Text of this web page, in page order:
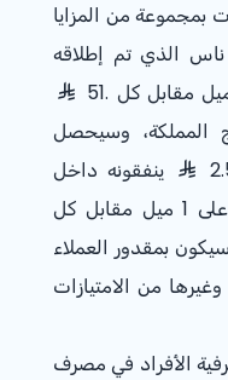
بمجموعة من المزايا
ناس الذي تم إطلاقه
المملكة، وسيحصل
ينفقونه داخل
المملكة بالإضافة على الحصول على 1 ميل مقابل كل
بمقدور العملاء
من الامتيازات
الأفراد في مصرف